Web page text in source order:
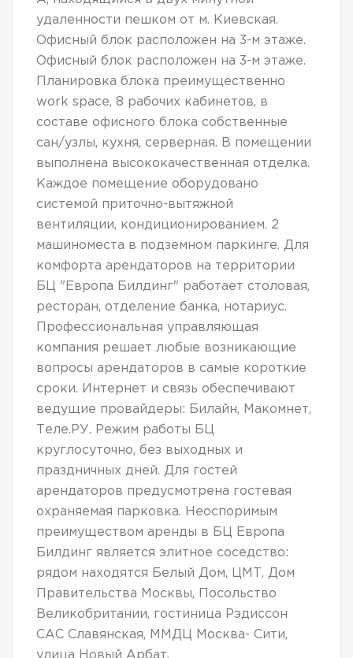
удаленности пешком от м. Киевская.
Офисный блок расположен на 3-м этаже.
Офисный блок расположен на 3-м этаже.
Планировка блока преимущественно
work space, 8 рабочих кабинетов, в
составе офисного блока собственные
сан/узлы, кухня, серверная. В помещении
выполнена высококачественная отделка.
Каждое помещение оборудовано
системой приточно-вытяжной
вентиляции, кондиционированием. 2
машиноместа в подземном паркинге. Для
комфорта арендаторов на территории
БЦ "Европа Билдинг" работает столовая,
ресторан, отделение банка, нотариус.
Профессиональная управляющая
компания решает любые возникающие
вопросы арендаторов в самые короткие
сроки. Интернет и связь обеспечивают
ведущие провайдеры: Билайн, Макомнет,
Теле.РУ. Режим работы БЦ
круглосуточно, без выходных и
праздничных дней. Для гостей
арендаторов предусмотрена гостевая
охраняемая парковка. Неоспоримым
преимуществом аренды в БЦ Европа
Билдинг является элитное соседство:
рядом находятся Белый Дом, ЦМТ, Дом
Правительства Москвы, Посольство
Великобритании, гостиница Рэдиссон
САС Славянская, ММДЦ Москва- Сити,
улица Новый Арбат.